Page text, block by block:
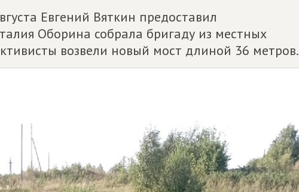
Евгений Вяткин предоставил
Оборина собрала бригаду из местных
возвели новый мост длиной 36 метров.